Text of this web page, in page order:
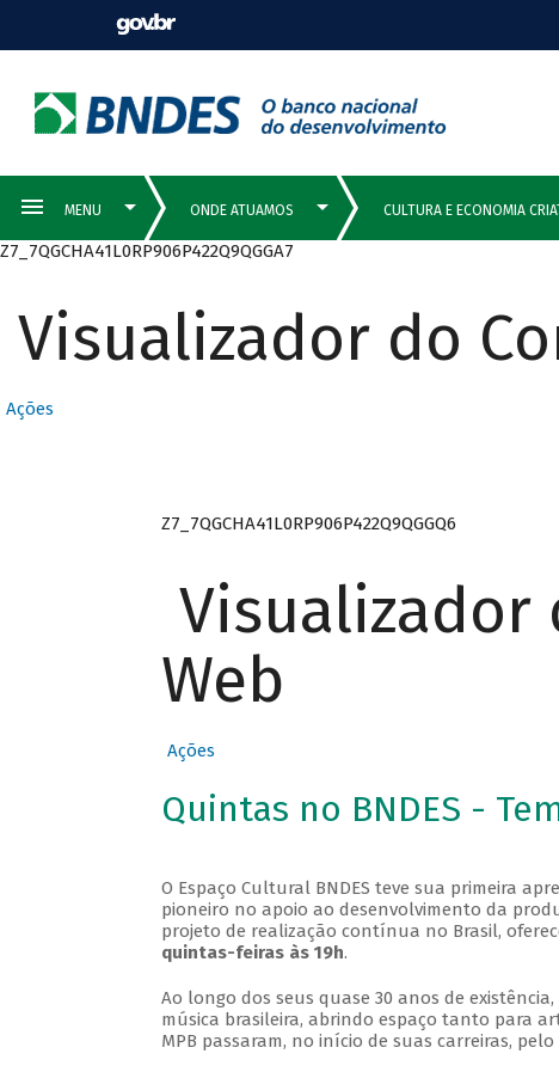
Z7_7QGCHA41L0RP906P422Q9QGGA7
Visualizador do
Ações
Z7_7QGCHA41L0RP906P422Q9QGGQ6
Visualizador
Web
Ações
Quintas no BNDES -
O Espaço Cultural BNDES teve sua primeira
pioneiro no apoio ao desenvolvimento da
projeto de realização contínua no Brasil,
quintas-feiras às 19h.
Ao longo dos seus quase 30 anos de existência,
música brasileira, abrindo espaço tanto para
MPB passaram, no início de suas carreiras,